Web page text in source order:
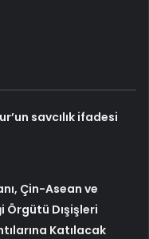
savcılık ifadesi
Çin-Asean ve
Örgütü Dışişleri
Katılacak